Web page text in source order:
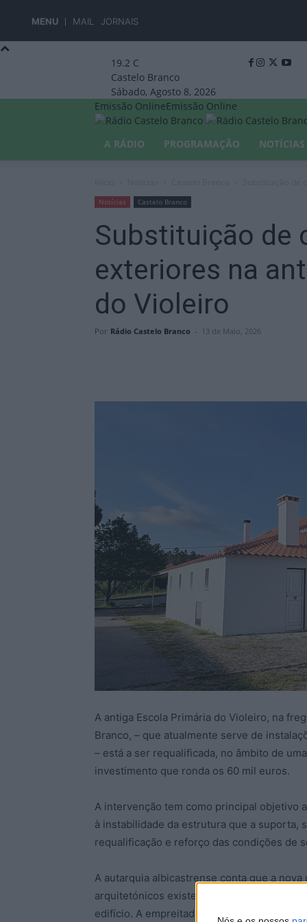
MENU MAIL JORNAIS
19.2 C
Castelo Branco
Sábado, Agosto 8, 2026
Emissão OnlineEmissão Online
A RÁDIO
PROGRAMAÇÃO NOTÍCIAS
Notícias Castelo Branco
Substituição de
exteriores na
do Violeiro
Por Rádio Castelo Branco - 13 de Maio, 2026
A antiga Escola Primária do Violeiro, na
Branco, – que atualmente serve de
– está a ser requalificada, no âmbito de
investimento que ronda os 60 mil euros.
A intervenção tem como principal objetivo
à instabilidade da estrutura que a suporta,
requalificação e reforço das condições de
A autarquia albicastrense conta que a
arquitetónicos existentes, procurando
edifício. A empreitada contempla ainda a